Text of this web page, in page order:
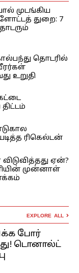
முடங்கிய
துறை: 7
தொடரில்
உறுதி
திட்டம்
ரிகெல்டன்
ஏன்?
முன்னாள்
EXPLORE ALL
போர்
டொனால்ட்